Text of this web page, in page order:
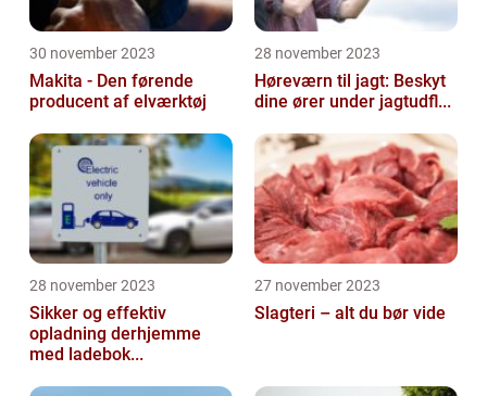
30 november 2023
Makita - Den førende
producent af elværktøj
28 november 2023
Høreværn til jagt: Beskyt
dine ører under jagtudfl...
28 november 2023
Sikker og effektiv
opladning derhjemme
med ladebok...
27 november 2023
Slagteri – alt du bør vide